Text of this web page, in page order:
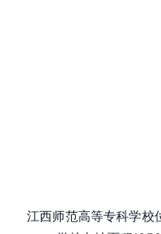
江西师范高等专科学校